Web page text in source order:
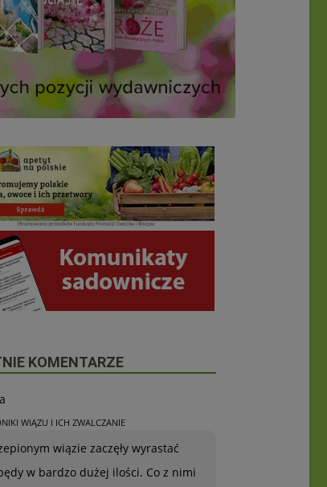
KOMENTARZE
WIĄZU I ICH ZWALCZANIE
wiązie zaczęły wyrastać
w bardzo dużej ilości. Co z nimi